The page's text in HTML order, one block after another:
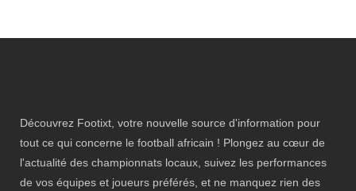
Découvrez Footixt, votre nouvelle source d'information pour
tout ce qui concerne le football africain ! Plongez au cœur de
l'actualité des championnats locaux, suivez les performances
de vos équipes et joueurs préférés, et ne manquez rien des